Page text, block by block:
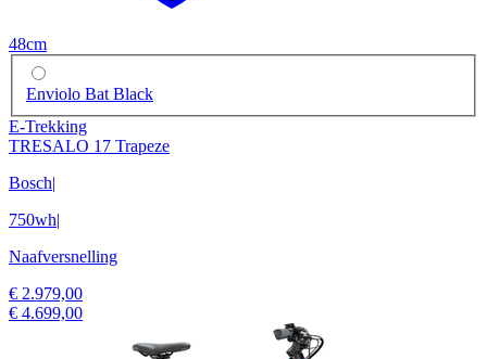
48cm
Enviolo Bat Black
E-Trekking
TRESALO 17 Trapeze
Bosch|
750wh|
Naafversnelling
€ 2.979,00
€ 4.699,00